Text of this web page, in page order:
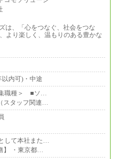
は、「心をつなぐ、社会をつな
より楽しく、温もりのある豊かな
内可)・中途
職種＞ ■ソ…
スタッフ関連…
して本社また…
】 ・東京都…